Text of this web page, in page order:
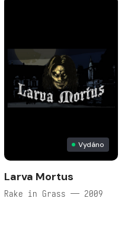
Vydáno
Larva Mortus
Rake in Grass — 2009